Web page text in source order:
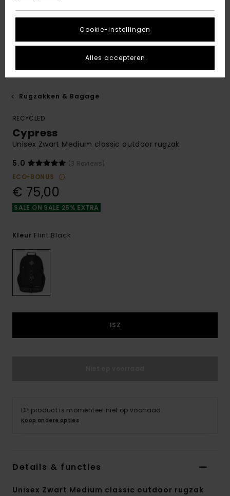
Rugzakken & Bagage
RECYCLED
Cypress
Unisex Zwart Medium classic outdoor rugzak
5.0
(3 Reviews)
ECO-BONUS
€ 75,00
SALE ON SALE 25% EXTRA
Kleur Flint Black
1SZ
Dit product is momenteel niet op voorraad.
Koop andere opties
Details & functies
Unisex Zwart Medium classic outdoor rugzak
Cookie-instellingen
Alles accepteren